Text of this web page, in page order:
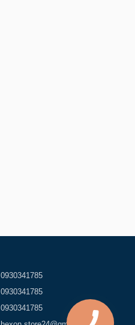
0930341785
0930341785
0930341785